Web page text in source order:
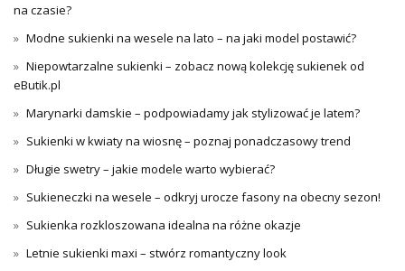
na czasie?
Modne sukienki na wesele na lato – na jaki model postawić?
Niepowtarzalne sukienki – zobacz nową kolekcję sukienek od
eButik.pl
Marynarki damskie – podpowiadamy jak stylizować je latem?
Sukienki w kwiaty na wiosnę – poznaj ponadczasowy trend
Długie swetry – jakie modele warto wybierać?
Sukieneczki na wesele – odkryj urocze fasony na obecny sezon!
Sukienka rozkloszowana idealna na różne okazje
Letnie sukienki maxi – stwórz romantyczny look